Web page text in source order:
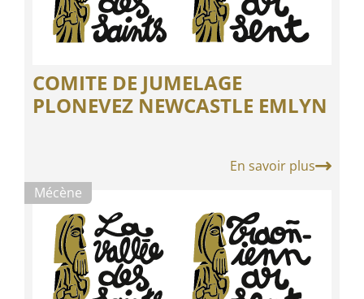
COMITE DE JUMELAGE
PLONEVEZ NEWCASTLE EMLYN
En savoir plus
Mécène